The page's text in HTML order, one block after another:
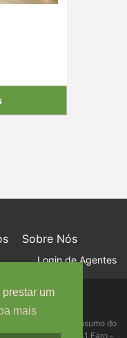
um
mais
Sobre Nós
Login de Agentes
de Conflitos de Consumo do
da Penha, 8005-131 Faro -